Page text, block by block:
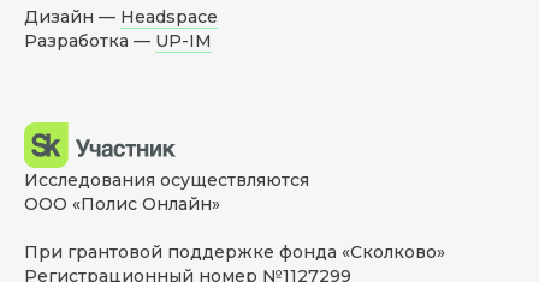
Дизайн — Headspace
Разработка — UP-IM
Исследования осуществляются
ООО «Полис Онлайн»
При грантовой поддержке фонда «Сколково»
Регистрационный номер №1127299